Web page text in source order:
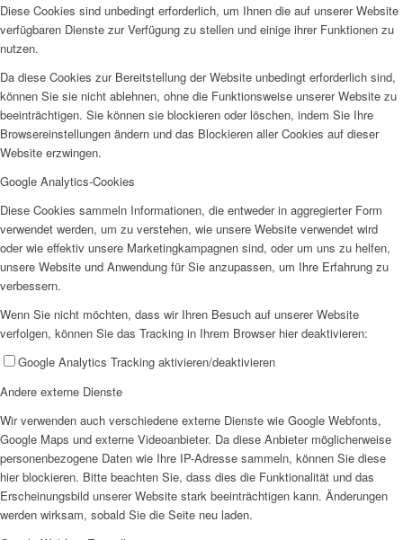
Offene Jugendarbeit
Kita
Unser Konzept
Diese Cookies sind unbedingt erforderlich, um Ihnen die auf unserer Website
verfügbaren Dienste zur Verfügung zu stellen und einige ihrer Funktionen zu
nutzen.
Da diese Cookies zur Bereitstellung der Website unbedingt erforderlich sind,
können Sie sie nicht ablehnen, ohne die Funktionsweise unserer Website zu
beeinträchtigen. Sie können sie blockieren oder löschen, indem Sie Ihre
Browsereinstellungen ändern und das Blockieren aller Cookies auf dieser
Website erzwingen.
Google Analytics-Cookies
Diese Cookies sammeln Informationen, die entweder in aggregierter Form
verwendet werden, um zu verstehen, wie unsere Website verwendet wird
oder wie effektiv unsere Marketingkampagnen sind, oder um uns zu helfen,
unsere Website und Anwendung für Sie anzupassen, um Ihre Erfahrung zu
verbessern.
Wenn Sie nicht möchten, dass wir Ihren Besuch auf unserer Website
verfolgen, können Sie das Tracking in Ihrem Browser hier deaktivieren:
Google Analytics Tracking aktivieren/deaktivieren
Andere externe Dienste
Wir verwenden auch verschiedene externe Dienste wie Google Webfonts,
Google Maps und externe Videoanbieter. Da diese Anbieter möglicherweise
personenbezogene Daten wie Ihre IP-Adresse sammeln, können Sie diese
hier blockieren. Bitte beachten Sie, dass dies die Funktionalität und das
Erscheinungsbild unserer Website stark beeinträchtigen kann. Änderungen
werden wirksam, sobald Sie die Seite neu laden.